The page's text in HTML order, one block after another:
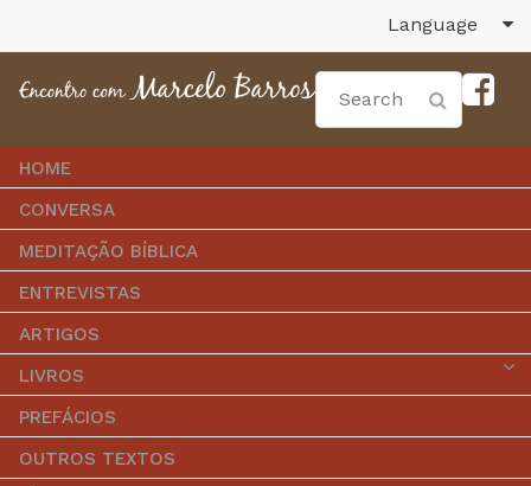
Language
HOME
CONVERSA
MEDITAÇÃO BÍBLICA
ENTREVISTAS
ARTIGOS
LIVROS
PREFÁCIOS
OUTROS TEXTOS